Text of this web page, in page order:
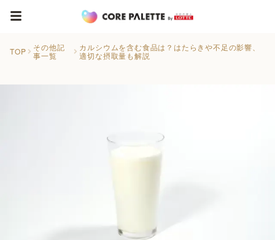
TOP
その他記
事一覧
カルシウムを含む食品は？はたらきや不足の影響、
適切な摂取量も解説